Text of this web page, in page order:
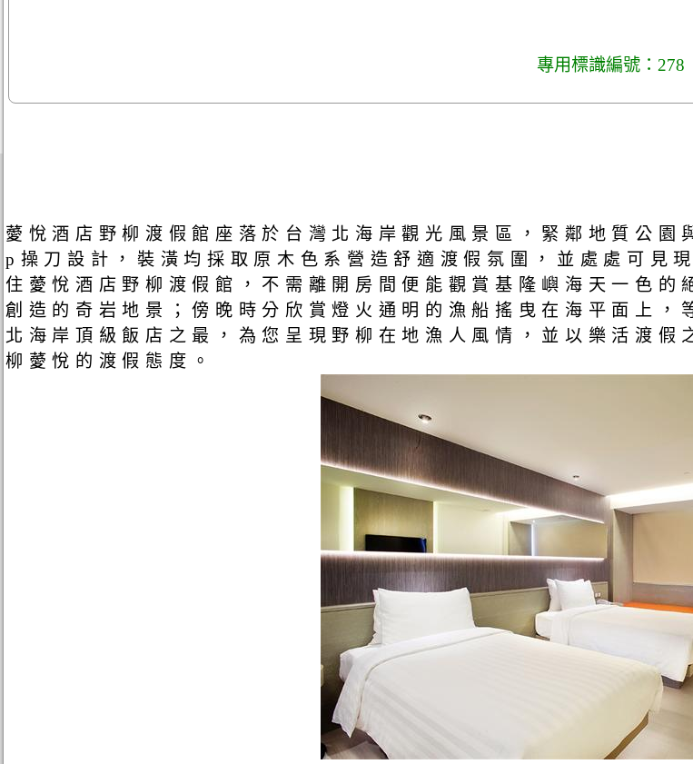
專用標識編號：278
薆悅酒店野柳渡假館座落於台灣北海岸觀光風景區，緊鄰地質公
p操刀設計，裝潢均採取原木色系營造舒適渡假氛圍，並處處可見
住薆悅酒店野柳渡假館，不需離開房間便能觀賞基隆嶼海天一色
創造的奇岩地景；傍晚時分欣賞燈火通明的漁船搖曳在海平面上
北海岸頂級飯店之最，為您呈現野柳在地漁人風情，並以樂活渡
柳薆悅的渡假態度。